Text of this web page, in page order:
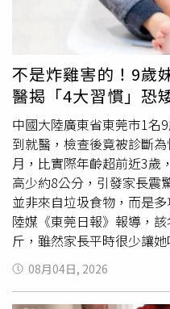
不是炸雞害的！9歲
醫揭「4大習慣」恐
中國大陸廣東省東莞市1名
到就醫，檢查後竟被診斷
月，比實際年齡超前近3歲
高少約8公分，引發家長震
並非來自垃圾食物，而是
陸媒《東莞日報》報導，
斤，雖然家長平時很少讓
影響發育的食物，然而檢
生長空間僅約10公分，最
長期攝取大量白飯、麵包
08月04日, 2026